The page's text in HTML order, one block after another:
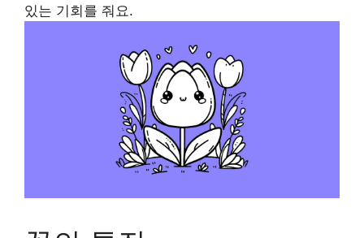
있는 기회를 줘요.